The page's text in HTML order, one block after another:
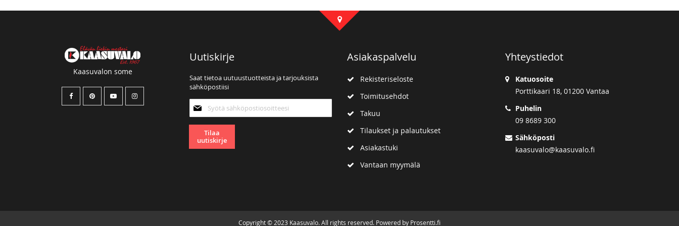
Kaasuvalon some
Uutiskirje
Saat tietoa uutuustuotteista ja tarjouksista
sähköpostiisi
uutiskirjeemme:
Tilaa
uutiskirje
Asiakaspalvelu
Rekisteriseloste
Toimitusehdot
Takuu
Tilaukset ja palautukset
Asiakastuki
Vantaan myymälä
Yhteystiedot
Katuosoite
Porttikaari 18, 01200 Vantaa
Puhelin
09 8689 300
Sähköposti
kaasuvalo@kaasuvalo.fi
Copyright © 2023 Kaasuvalo. All rights reserved. Powered by Prosentti.fi